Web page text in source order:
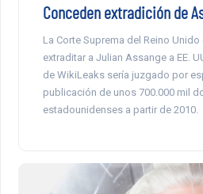
Conceden extradición de
La Corte Suprema del Reino
extraditar a Julian Assange a EE.
de WikiLeaks sería juzgado por
publicación de unos 700.000 mil
estadounidenses a partir de 2010.